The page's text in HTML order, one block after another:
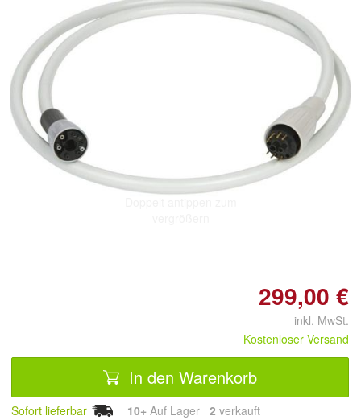
299,00 €
inkl. MwSt.
Kostenloser Versand
In den Warenkorb
Sofort lieferbar 10+ Auf Lager 2 verkauft